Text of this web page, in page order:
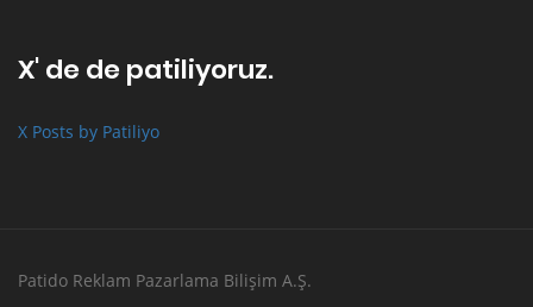
X' de de patiliyoruz.
X Posts by Patiliyo
Patido Reklam Pazarlama Bilişim A.Ş.